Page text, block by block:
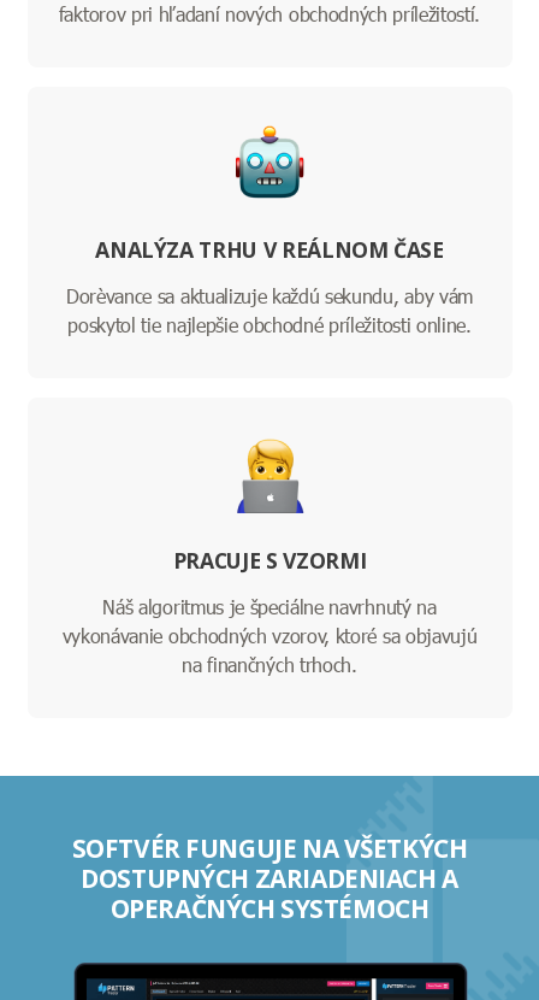
faktorov pri hľadaní nových obchodných príležitostí.
ANALÝZA TRHU V REÁLNOM ČASE
Dorèvance sa aktualizuje každú sekundu, aby vám
poskytol tie najlepšie obchodné príležitosti online.
PRACUJE S VZORMI
Náš algoritmus je špeciálne navrhnutý na
vykonávanie obchodných vzorov, ktoré sa objavujú
na finančných trhoch.
SOFTVÉR FUNGUJE NA VŠETKÝCH
DOSTUPNÝCH ZARIADENIACH A
OPERAČNÝCH SYSTÉMOCH